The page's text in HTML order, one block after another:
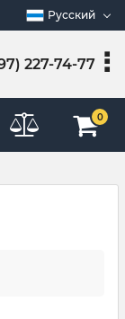
Русский
227-74-77
0